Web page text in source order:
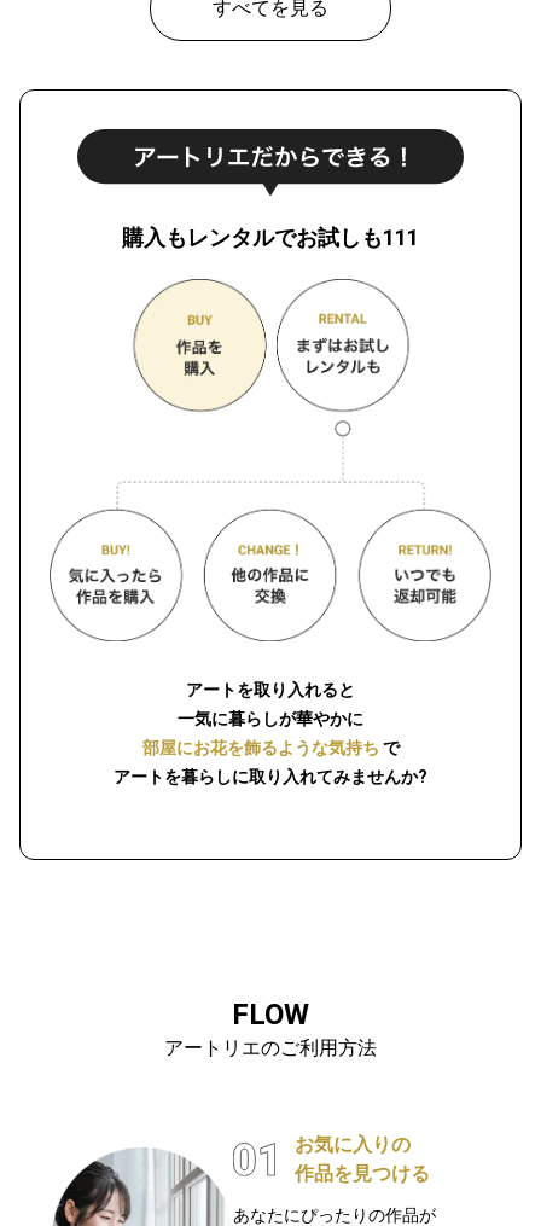
すべてを見る
購入もレンタルでお試しも111
アートを取り入れると
一気に暮らしが華やかに
部屋にお花を飾るような気持ち で
アートを暮らしに取り入れてみませんか?
FLOW
アートリエのご利用方法
お気に入りの
作品を見つける
あなたにぴったりの作品が